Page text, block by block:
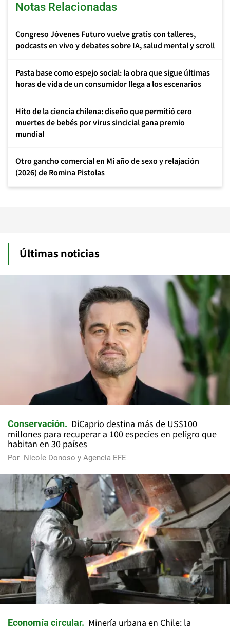
Notas Relacionadas
Congreso Jóvenes Futuro vuelve gratis con talleres,
podcasts en vivo y debates sobre IA, salud mental y scroll
Pasta base como espejo social: la obra que sigue últimas
horas de vida de un consumidor llega a los escenarios
Hito de la ciencia chilena: diseño que permitió cero
muertes de bebés por virus sincicial gana premio
mundial
Otro gancho comercial en Mi año de sexo y relajación
(2026) de Romina Pistolas
Últimas noticias
Conservación
DiCaprio destina más de US$100
millones para recuperar a 100 especies en peligro que
habitan en 30 países
Por Nicole Donoso y Agencia EFE
Economía circular
Minería urbana en Chile: la